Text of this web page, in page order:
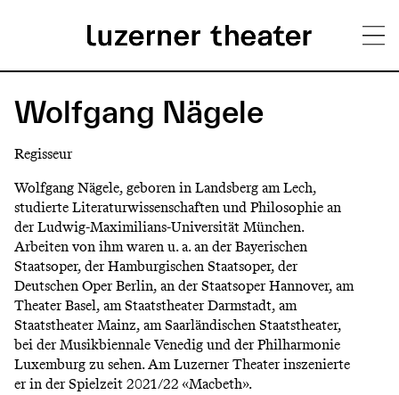
zum
Inhalt
H
u
p
t
m
e
n
ü
Wolfgang Nägele
Regisseur
Wolfgang Nägele, geboren in Landsberg am Lech,
studierte Literaturwissenschaften und Philosophie an
der Ludwig-Maximilians-Universität München.
Arbeiten von ihm waren u. a. an der Bayerischen
Staatsoper, der Hamburgischen Staatsoper, der
Deutschen Oper Berlin, an der Staatsoper Hannover, am
Theater Basel, am Staatstheater Darmstadt, am
Staatstheater Mainz, am Saarländischen Staatstheater,
bei der Musikbiennale Venedig und der Philharmonie
Luxemburg zu sehen. Am Luzerner Theater inszenierte
er in der Spielzeit 2021/22 «Macbeth».